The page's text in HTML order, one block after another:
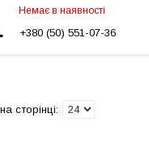
Немає в наявності
+380 (50) 551-07-36